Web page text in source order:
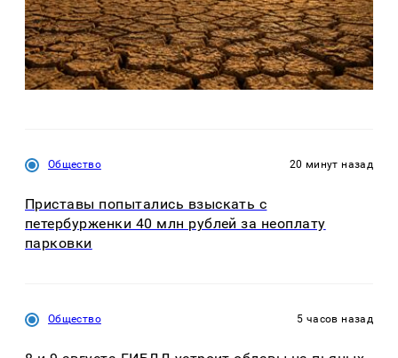
Общество 20 минут назад
Приставы попытались взыскать с
петербурженки 40 млн рублей за неоплату
парковки
Общество 5 часов назад